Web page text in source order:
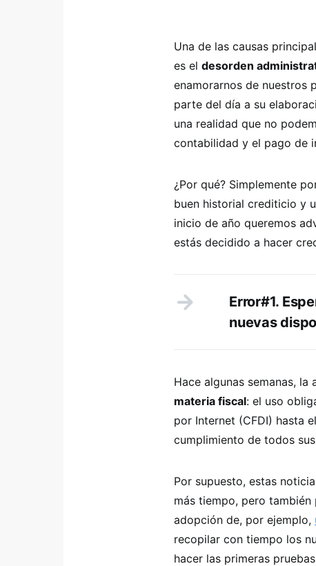
Una de las causas
es el desorden
enamorarnos de nuestros
parte del día a su
una realidad que no
contabilidad y el pago de
¿Por qué? Simplemente
buen historial crediticio y
inicio de año queremos
estás decidido a hacer
Error#1.
nuevas
Hace algunas semanas,
materia fiscal: el uso
por Internet (CFDI) hasta
cumplimiento de todos
Por supuesto, estas
más tiempo, pero
adopción de, por ejemplo,
recopilar con tiempo los
hacer las primeras